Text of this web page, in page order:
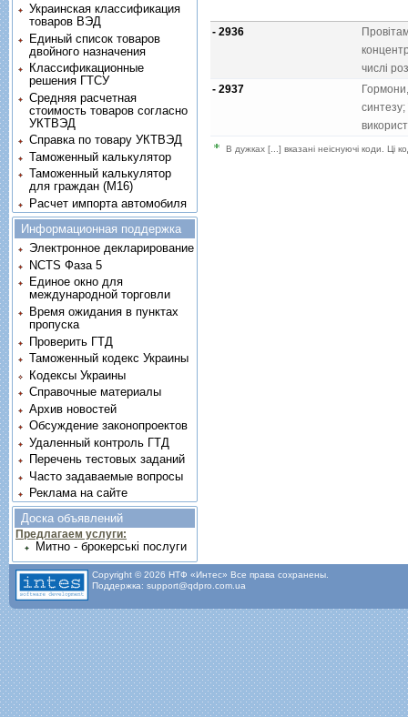
- 2936
числi
- 2937
В дужках [...] вказані неіснуючі коди. Ці
Украинская классификация
товаров ВЭД
Единый список товаров
двойного назначения
Классификационные
решения ГТСУ
Средняя расчетная
стоимость товаров согласно
УКТВЭД
Справка по товару УКТВЭД
Таможенный калькулятор
Таможенный калькулятор
для граждан (M16)
Расчет импорта автомобиля
Информационная поддержка
Электронное декларирование
NCTS Фаза 5
Единое окно для
международной торговли
Время ожидания в пунктах
пропуска
Проверить ГТД
Таможенный кодекс Украины
Кодексы Украины
Справочные материалы
Архив новостей
Обсуждение законопроектов
Удаленный контроль ГТД
Перечень тестовых заданий
Часто задаваемые вопросы
Реклама на сайте
Доска объявлений
Предлагаем услуги:
Митно - брокерські послуги
Copyright © 2026 НТФ «Интес» Все права сохранены.
Поддержка: support@qdpro.com.ua